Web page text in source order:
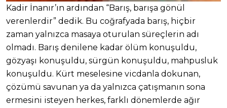
Kadir İnanır’ın ardından “Barış, barışa gönül
verenlerdir” dedik. Bu coğrafyada barış, hiçbir
zaman yalnızca masaya oturulan süreçlerin adı
olmadı. Barış denilene kadar ölüm konuşuldu,
gözyaşı konuşuldu, sürgün konuşuldu, mahpusluk
konuşuldu. Kürt meselesine vicdanla dokunan,
çözümü savunan ya da yalnızca çatışmanın sona
ermesini isteyen herkes, farklı dönemlerde ağır